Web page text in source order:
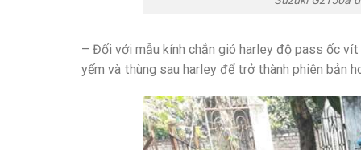
– Đối với mẫu kính chắn gió harley độ pass ốc
yếm và thùng sau harley để trở thành phiên bản